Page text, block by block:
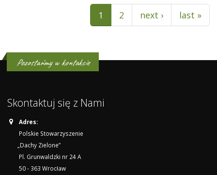
1 2 next › last »
Pozostańmy w kontakcie
Skontaktuj się z Nami
Adres:
Polskie Stowarzyszenie
„Dachy Zielone”
Pl. Grunwaldzki nr 24 A
50 - 363 Wrocław